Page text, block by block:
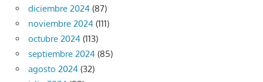
diciembre 2024 (87)
noviembre 2024 (111)
octubre 2024 (113)
septiembre 2024 (85)
agosto 2024 (32)